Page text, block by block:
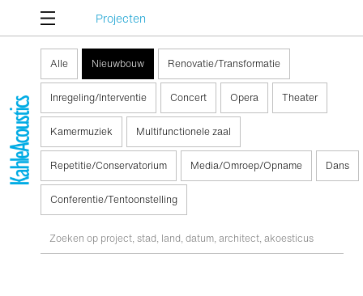
Projecten
Alle Nieuwbouw Renovatie/Transformatie
Inregeling/Interventie Concert Opera Theater
Kamermuziek Multifunctionele zaal
Repetitie/Conservatorium Media/Omroep/Opname Dans
Conferentie/Tentoonstelling